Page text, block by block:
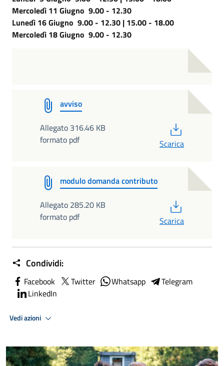
Mercoledì 11 Giugno 9.00 - 12.30
Lunedì 16 Giugno 9.00 - 12.30 | 15.00 - 18.00
Mercoledì 18 Giugno 9.00 - 12.30
avviso
Allegato 316.46 KB
formato pdf
Scarica
modulo domanda contributo
Allegato 285.20 KB
formato pdf
Scarica
Condividi:
Facebook Twitter Whatsapp
Telegram
LinkedIn
Vedi azioni